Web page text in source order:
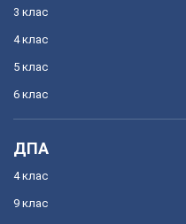
3 клас
4 клас
5 клас
6 клас
ДПА
4 клас
9 клас